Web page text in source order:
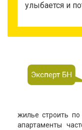
улыбается и
жилье строить
апартаменты